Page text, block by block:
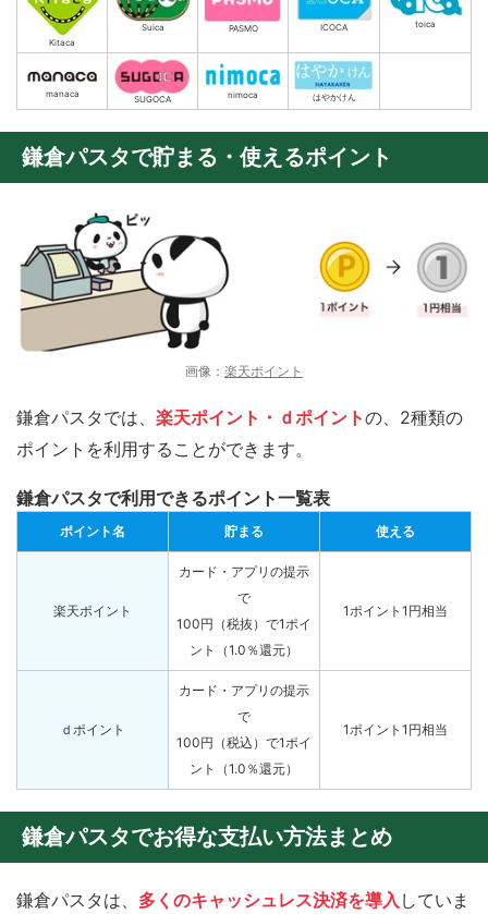
Kitaca
Suica PASMO ICOCA toica
manaca SUGOCA nimoca はやかけん
鎌倉パスタで貯まる・使えるポイント
画像： 楽天ポイント
鎌倉パスタでは、 楽天ポイント・ｄポイントの、2種類の
ポイントを利用することができます。
鎌倉パスタで利用できるポイント一覧表
ポイント名 貯まる 使える
楽天ポイント
カード・アプリの提示
で
100円（税抜）で1ポイ
ント（1.0％還元）
1ポイント1円相当
ｄポイント
カード・アプリの提示
で
100円（税込）で1ポイ
ント（1.0％還元）
1ポイント1円相当
鎌倉パスタでお得な支払い方法まとめ
鎌倉パスタは、 多くのキャッシュレス決済を導入 していま